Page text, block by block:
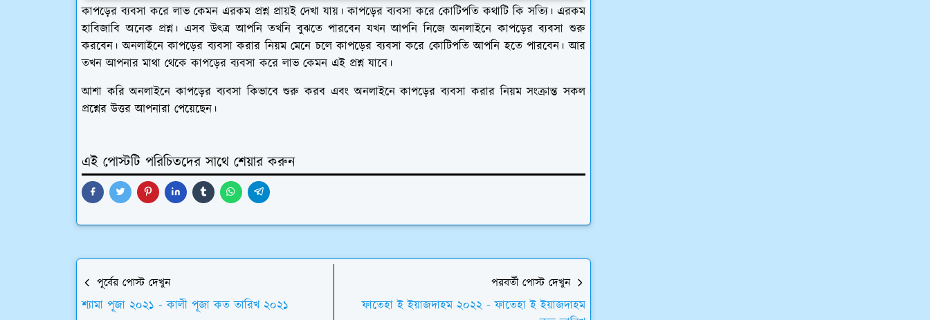
কাপড়ের ব্যবসা করে লাভ কেমন এরকম প্রশ্ন প্রায়ই দেখা যায়। কাপড়ের ব্যবসা করে কোটিপতি কথাটি কি সত্যি। এরকম
হাবিজাবি অনেক প্রশ্ন। এসব উত্ত্র আপনি তখনি বুঝতে পারবেন যখন আপনি নিজে অনলাইনে কাপড়ের ব্যবসা শুরু
করবেন। অনলাইনে কাপড়ের ব্যবসা করার নিয়ম মেনে চলে কাপড়ের ব্যবসা করে কোটিপতি আপনি হতে পারবেন। আর
তখন আপনার মাথা থেকে কাপড়ের ব্যবসা করে লাভ কেমন এই প্রশ্ন যাবে।
আশা করি অনলাইনে কাপড়ের ব্যবসা কিভাবে শুরু করব এবং অনলাইনে কাপড়ের ব্যবসা করার নিয়ম সংক্রান্ত সকল
প্রশ্নের উত্তর আপনারা পেয়েছেন।
এই পোস্টটি পরিচিতদের সাথে শেয়ার করুন
পূর্বের পোস্ট দেখুন
শ্যামা পূজা ২০২১ - কালী পূজা কত তারিখ ২০২১
পরবর্তী পোস্ট দেখুন
ফাতেহা ই ইয়াজদাহম ২০২২ - ফাতেহা ই ইয়াজদাহম